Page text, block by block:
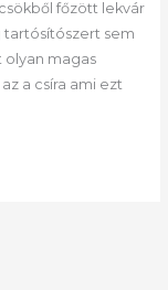
főzött lekvár
sem
olyan magas
a csíra ami ezt